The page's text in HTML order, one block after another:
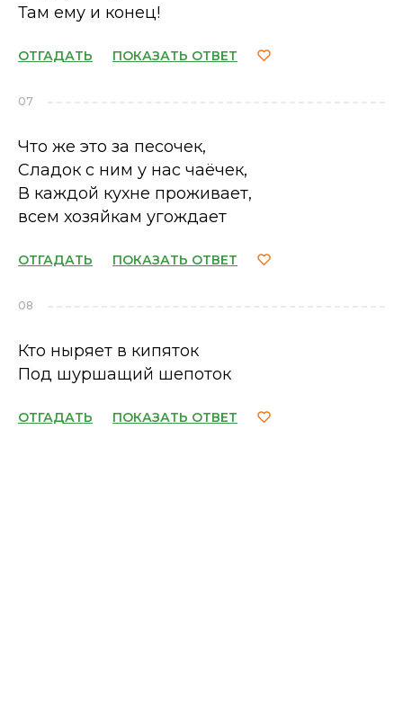
Там ему и конец!
ОТГАДАТЬ ПОКАЗАТЬ ОТВЕТ
07
Что же это за песочек,
Сладок с ним у нас чаёчек,
В каждой кухне проживает,
всем хозяйкам угождает
ОТГАДАТЬ ПОКАЗАТЬ ОТВЕТ
08
Кто ныряет в кипяток
Под шуршащий шепоток
ОТГАДАТЬ ПОКАЗАТЬ ОТВЕТ